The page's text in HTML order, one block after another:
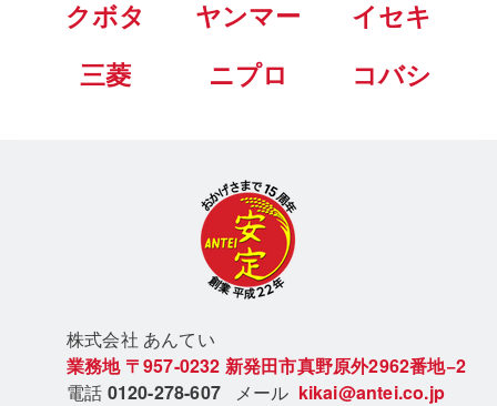
クボタ ヤンマー
イセキ
三菱
ニプロ コバシ
株式会社 あんてい
業務地 〒957-0232 新発田市真野原外2962番地−2
電話 0120-278-607 メール kikai@antei.co.jp